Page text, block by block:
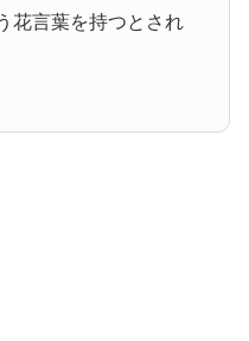
花言葉を持つとされ